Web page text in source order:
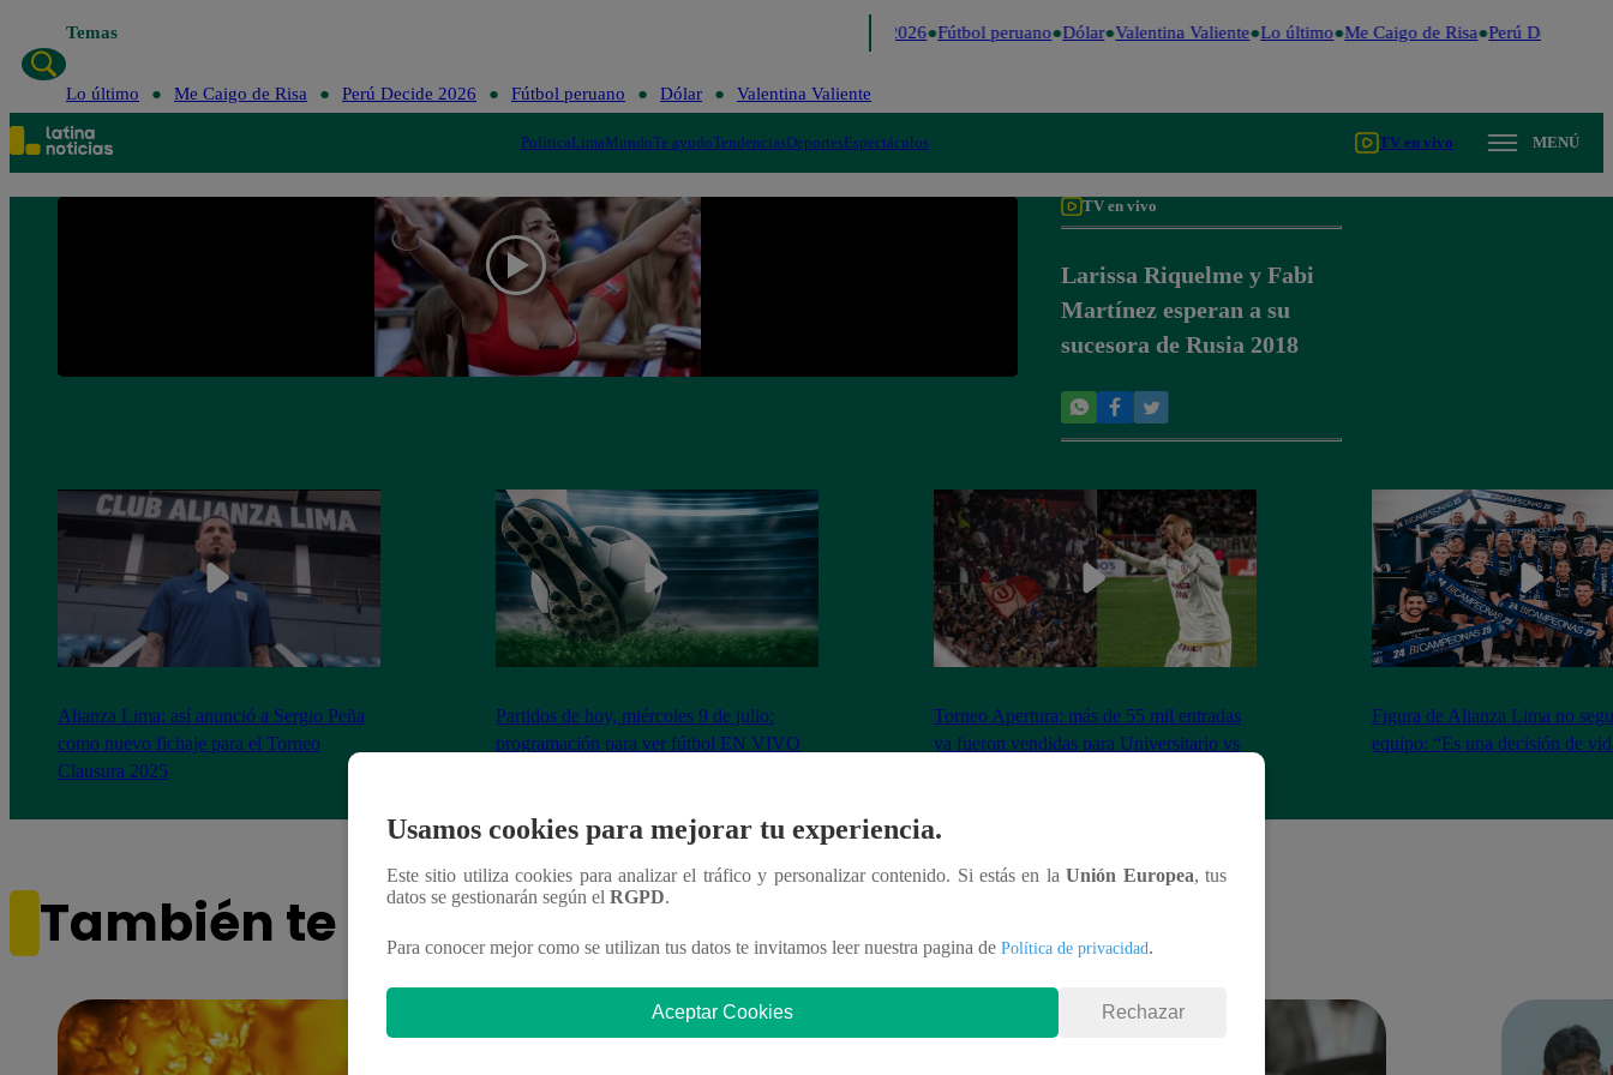
Temas Perú Decide 2026 Fútbol peruano Dólar Valentina Valiente Lo último Me Caigo de Risa Perú Decide 2026
Lo último Me Caigo de Risa Perú Decide 2026 Fútbol peruano Dólar Valentina Valiente
PolíticaLimaMundoTe ayudoTendenciasDeportesEspectáculos TV en vivo MENÚ
TV en vivo
Larissa Riquelme y Fabi
Martínez esperan a su
sucesora de Rusia 2018
Alianza Lima: así anunció a Sergio Peña
como nuevo fichaje para el Torneo
Clausura 2025
Partidos de hoy, miércoles 9 de julio:
programación para ver fútbol EN VIVO
Torneo Apertura: más de 55 mil entradas
ya fueron vendidas para Universitario vs
Figura de Alianza Lima no
equipo: “Es una decisión de
También te puede interesar
Usamos cookies para mejorar tu experiencia.
Este sitio utiliza cookies para analizar el tráfico y personalizar contenido. Si estás en laUnión Europea, tus
datos se gestionarán según el RGPD.
Para conocer mejor como se utilizan tus datos te invitamos leer nuestra pagina de Política de privacidad.
Aceptar Cookies Rechazar